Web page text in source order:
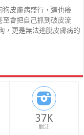
狗皮膚病盛行，這也癢
至會把自己抓到破皮流
，更是無法逃脫皮膚病的
37K
關注